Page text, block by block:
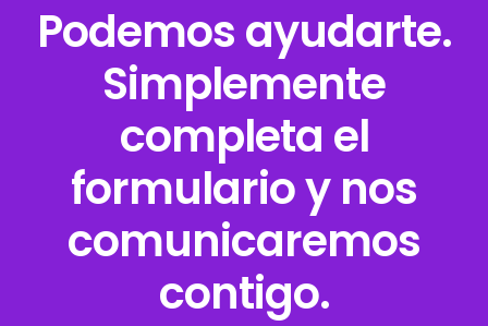
Podemos ayudarte.
Simplemente
completa el
formulario y nos
comunicaremos
contigo.